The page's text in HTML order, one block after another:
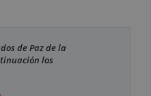
de Paz de la
los